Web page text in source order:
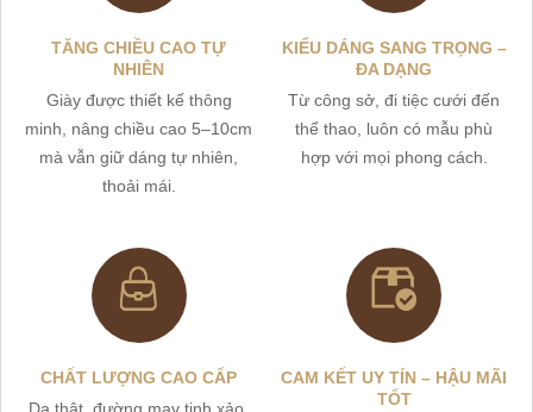
TĂNG CHIỀU CAO TỰ
NHIÊN
Giày được thiết kế thông
minh, nâng chiều cao 5–10cm
mà vẫn giữ dáng tự nhiên,
thoải mái.
KIỂU DÁNG SANG TRỌNG –
ĐA DẠNG
Từ công sở, đi tiệc cưới đến
thể thao, luôn có mẫu phù
hợp với mọi phong cách.
CHẤT LƯỢNG CAO CẤP
Da thật, đường may tinh xảo,
CAM KẾT UY TÍN – HẬU MÃI
TỐT